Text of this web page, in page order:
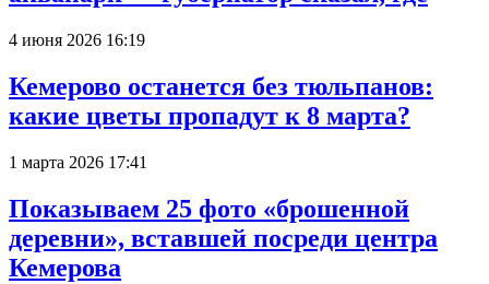
4 июня 2026 16:19
Кемерово останется без тюльпанов:
какие цветы пропадут к 8 марта?
1 марта 2026 17:41
Показываем 25 фото «брошенной
деревни», вставшей посреди центра
Кемерова